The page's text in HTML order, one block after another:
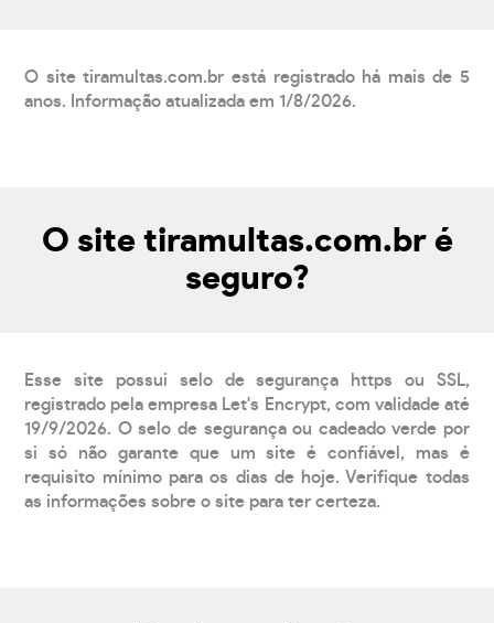
O site tiramultas.com.br está registrado há mais de 5
anos. Informação atualizada em 1/8/2026.
O site tiramultas.com.br é
seguro?
Esse site possui selo de segurança https ou SSL,
registrado pela empresa Let's Encrypt, com validade até
19/9/2026. O selo de segurança ou cadeado verde por
si só não garante que um site é confiável, mas é
requisito mínimo para os dias de hoje. Verifique todas
as informações sobre o site para ter certeza.